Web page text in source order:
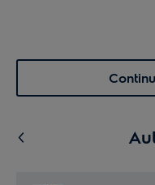
Menu
Coș de